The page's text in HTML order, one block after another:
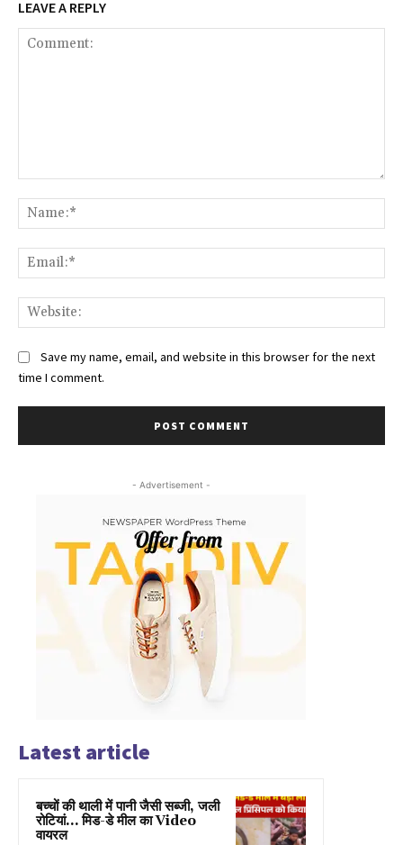
LEAVE A REPLY
Save my name, email, and website in this browser for the next
time I comment.
- Advertisement -
Latest article
बच्चों की थाली में पानी जैसी सब्जी, जली
रोटियां… मिड-डे मील का Video
वायरल